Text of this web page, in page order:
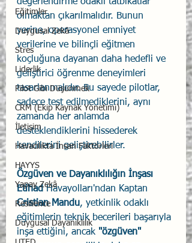
Eğitimler
Duygusal Zekâ
Stres
Liderlik
Pilot Gibi Düşünmek
CRM (Ekip Kaynak Yönetimi)
İletişim
Havacılıkta İnsan Faktörleri
HAYYS
Yapay Zekâ
Resilience
Duygusal Dayanıklılık
olmaktan çıkarılmalıdır. Bunun
yerine, operasyonel emniyet
verilerine ve bilinçli eğitmen
koçluğuna dayanan daha hedefli ve
geliştirici öğrenme deneyimleri
tasarlanmalıdır. Bu sayede pilotlar,
sadece test edilmediklerini, aynı
zamanda her anlamda
desteklendiklerini hissederek
kendilerini geliştirebilirler.
Özgüven ve Dayanıklılığın İnşası
Etihad Havayolları'ndan Kaptan
Cristian Mandu, yetkinlik odaklı
eğitimlerin teknik becerileri başarıyla
inşa ettiğini, ancak "özgüven"